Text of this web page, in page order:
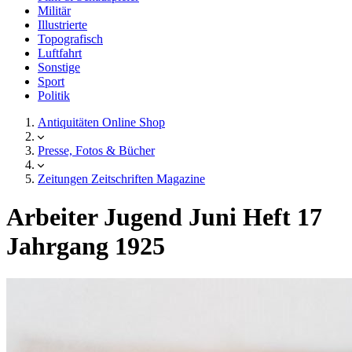
Militär
Illustrierte
Topografisch
Luftfahrt
Sonstige
Sport
Politik
Antiquitäten Online Shop
Presse, Fotos & Bücher
Zeitungen Zeitschriften Magazine
Arbeiter Jugend Juni Heft 17
Jahrgang 1925